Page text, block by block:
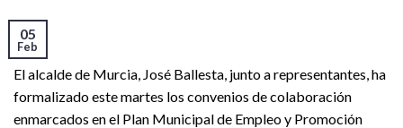
05
Feb
El alcalde de Murcia, José Ballesta, junto a representantes, ha
formalizado este martes los convenios de colaboración
enmarcados en el Plan Municipal de Empleo y Promoción